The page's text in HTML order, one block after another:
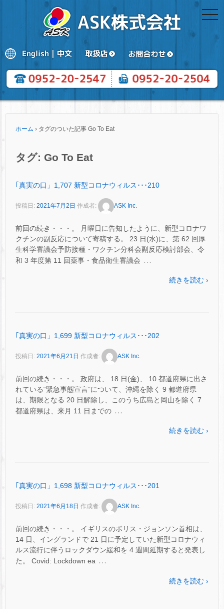
ホーム › タグのついた記事 Go To Eat
タグ: Go To Eat
｢真実の口」1,707 新型コロナウィルス･･･210
投稿日: 2021年7月2日 作成者: ASK Inc.
前回の続き・・・。 月曜日に告知したように、新型コロナワ
クチンの副反応について寄稿する。 23 日(水)に、第 62 回厚
生科学審議会予防接種・ワクチン分科会副反応検討部会、令
和 3 年度第 11 回薬事・食品衛生審議会 …
続きを読む ›
｢真実の口」1,699 新型コロナウィルス･･･202
投稿日: 2021年6月21日 作成者: ASK Inc.
前回の続き・・・。 政府は、 18 日(金)、 10 都道府県に出さ
れている“緊急事態宣言”について、沖縄を除く 9 都道府県
は、期限となる 20 日解除し、このうち広島と岡山を除く 7
都道府県は、来月 11 日までの …
続きを読む ›
｢真実の口」1,698 新型コロナウィルス･･･201
投稿日: 2021年6月18日 作成者: ASK Inc.
前回の続き・・・。 イギリスのボリス・ジョンソン首相は、
14 日、イングランドで 21 日に予定していた新型コロナウィ
ルス流行に伴うロックダウン緩和を 4 週間延期すると発表し
た。 Covid: Lockdown ea …
続きを読む ›